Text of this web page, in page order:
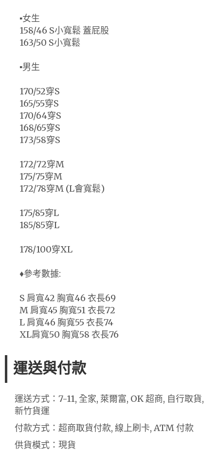
▪️女生
158/46 S小寬鬆 蓋屁股
163/50 S小寬鬆
▪️男生
170/52穿S
165/55穿S
170/64穿S
168/65穿S
173/58穿S
172/72穿M
175/75穿M
172/78穿M (L會寬鬆)
175/85穿L
185/85穿L
178/100穿XL
♦️參考數據:
S 肩寬42 胸寬46 衣長69
M 肩寬45 胸寬51 衣長72
L 肩寬46 胸寬55 衣長74
XL肩寬50 胸寬58 衣長76
運送與付款
運送方式：7-11, 全家, 萊爾富, OK 超商, 自行取貨,
新竹貨運
付款方式：超商取貨付款, 線上刷卡, ATM 付款
供貨模式：現貨